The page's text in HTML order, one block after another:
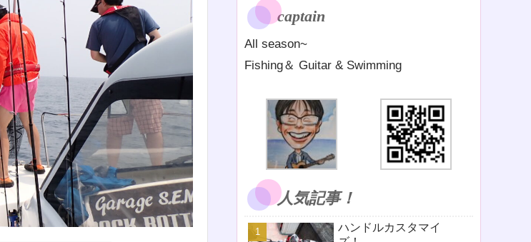
captain
All season~
Fishing＆ Guitar & Swimming
人気記事！
ハンドルカスタマイ